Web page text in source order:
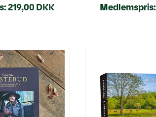
219,00 DKK Medlemspris: